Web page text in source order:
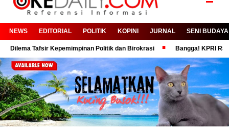
NEWS EDITORIAL POLITIK KOPINI JURNAL SENI BUDAYA
Tafsir Kepemimpinan Politik dan Birokrasi Bangga! KPRI RSUD